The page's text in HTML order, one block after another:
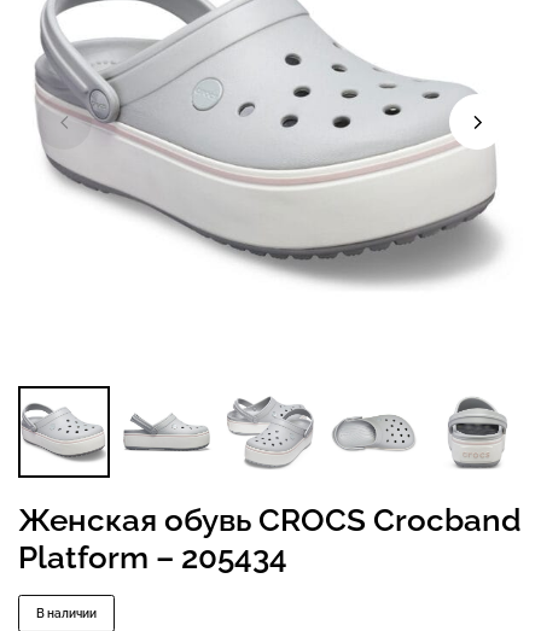
Женская обувь CROCS Crocband
Platform – 205434
В наличии